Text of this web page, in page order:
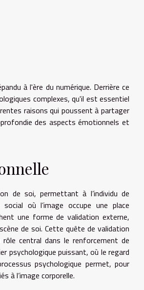
à l'ère du numérique. Derrière ce
complexes, qu'il est essentiel
raisons qui poussent à partager
des aspects émotionnels et
de soi, permettant à l’individu de
où l’image occupe une place
une forme de validation externe,
de soi. Cette quête de validation
central dans le renforcement de
psychologique puissant, où le regard
psychologique permet, pour
à l’image corporelle.